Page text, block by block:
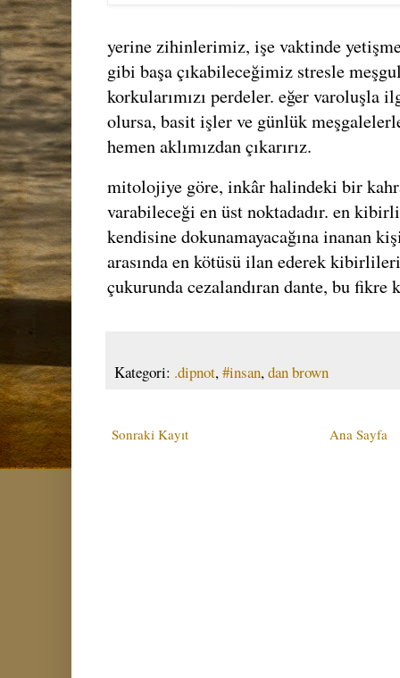
yerine zihinlerimiz, işe vaktinde
gibi başa çıkabileceğimiz stresle
korkularımızı perdeler. eğer varoluşla
olursa, basit işler ve günlük
hemen aklımızdan çıkarırız.
mitolojiye göre, inkâr halindeki bir
varabileceği en üst noktadadır. en
kendisine dokunamayacağına inanan
arasında en kötüsü ilan ederek
çukurunda cezalandıran dante, bu fikre
Kategori: .dipnot,#insan,dan brown
Sonraki Kayıt Ana Sayfa